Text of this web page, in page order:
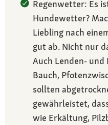
Regenwetter: Es
Hundewetter?
Liebling nach
gut ab. Nicht nur
Auch Lenden- und
Bauch,
sollten
gewährleistet,
wie Erkältung,